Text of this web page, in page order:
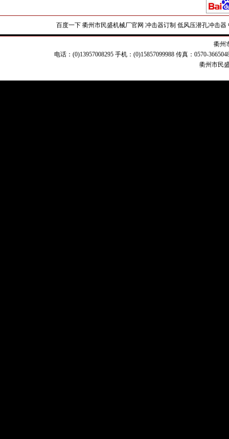
百度一下 衢州市民盛机械厂官网 冲击器订制 低风压潜孔冲击器
衢州
电话：(0)13957008295 手机：(0)15857099988 传真：0570-
衢州市民